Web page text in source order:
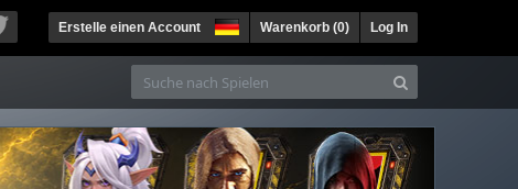
Erstelle einen Account Warenkorb (0) Log In